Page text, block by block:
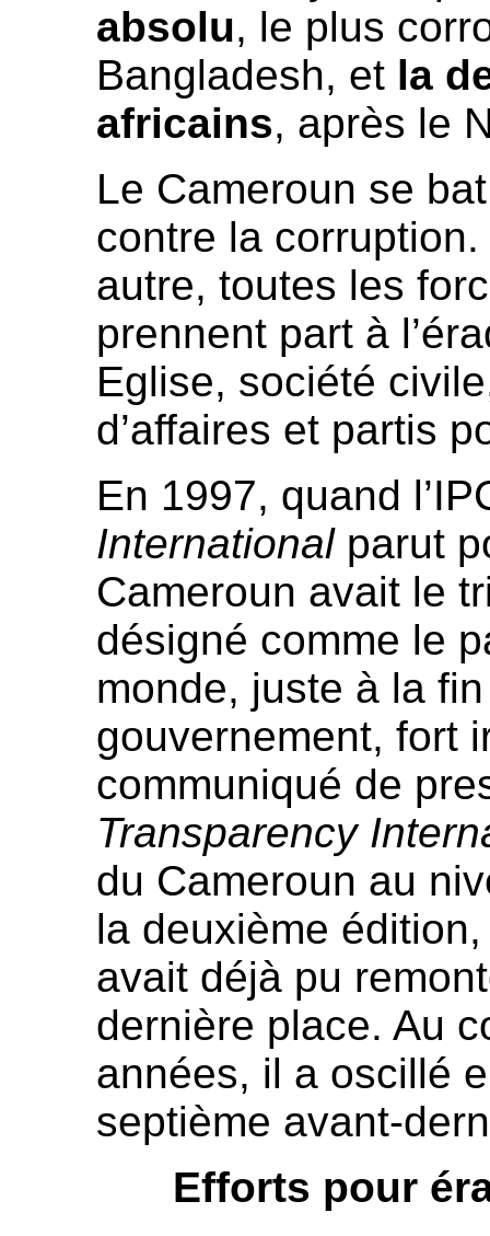
absolu, le plus
Bangladesh, et la
africains, après le
Le Cameroun se
contre la corruption.
autre, toutes les
prennent part à
Eglise, société
d’affaires et partis
En 1997, quand
Internationalparut
Cameroun avait le
désigné comme le
monde, juste à la
gouvernement, fort
communiqué de
Transparency
du Cameroun au
la deuxième
avait déjà pu
dernière place. Au
années, il a oscillé
septième avant-
Efforts pour